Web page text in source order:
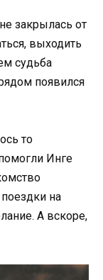
закрылась от
выходить
судьба
появился
то
Инге
на
А вскоре,